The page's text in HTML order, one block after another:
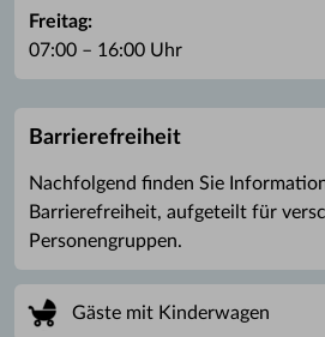
Freitag:
07:00 – 16:00 Uhr
Barrierefreiheit
Nachfolgend finden Sie
Barrierefreiheit, aufgeteilt für
Personengruppen.
Gäste mit Kinderwagen